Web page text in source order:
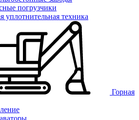
погрузчики
уплотнительная техника
Горная